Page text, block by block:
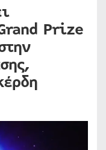
Prize